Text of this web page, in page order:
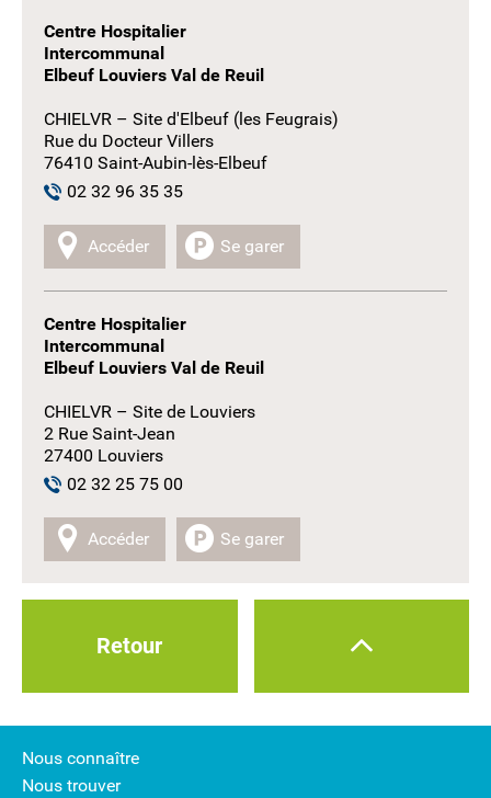
Centre Hospitalier
Intercommunal
Elbeuf Louviers Val de Reuil
CHIELVR – Site d'Elbeuf (les Feugrais)
Rue du Docteur Villers
76410 Saint-Aubin-lès-Elbeuf
02 32 96 35 35
Accéder Se garer
Centre Hospitalier
Intercommunal
Elbeuf Louviers Val de Reuil
CHIELVR – Site de Louviers
2 Rue Saint-Jean
27400 Louviers
02 32 25 75 00
Accéder Se garer
Retour
Nous connaître
Nous trouver